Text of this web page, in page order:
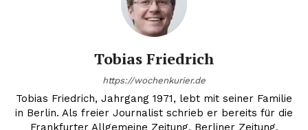
Tobias Friedrich
https://wochenkurier.de
Tobias Friedrich, Jahrgang 1971, lebt mit seiner Familie
in Berlin. Als freier Journalist schrieb er bereits für die
Frankfurter Allgemeine Zeitung, Berliner Zeitung,